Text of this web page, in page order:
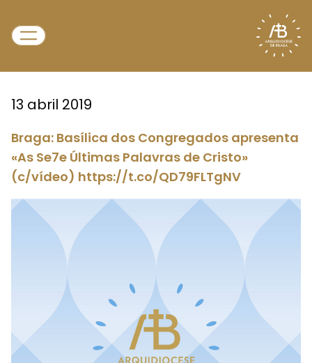
13 abril 2019
Braga: Basílica dos Congregados apresenta
«As Se7e Últimas Palavras de Cristo»
(c/vídeo) https://t.co/QD79FLTgNV